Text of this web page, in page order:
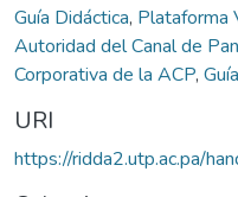
Guía Didáctica, Plataforma
Autoridad del Canal de
Corporativa de la ACP,
URI
https://ridda2.utp.ac.pa/